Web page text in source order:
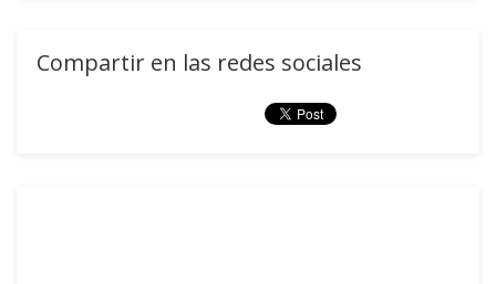
Compartir en las redes sociales